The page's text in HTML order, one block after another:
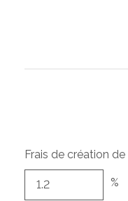
Frais de création
%